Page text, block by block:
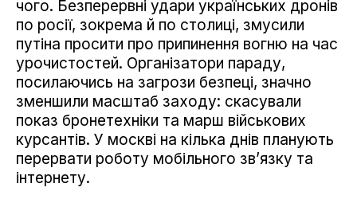
чого. Безперервні удари українських дронів
по росії, зокрема й по столиці, змусили
путіна просити про припинення вогню на час
урочистостей. Організатори параду,
посилаючись на загрози безпеці, значно
зменшили масштаб заходу: скасували
показ бронетехніки та марш військових
курсантів. У москві на кілька днів планують
перервати роботу мобільного зв’язку та
інтернету.